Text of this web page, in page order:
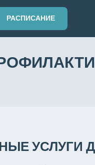
РАСПИСАНИЕ
УСЛУГИ